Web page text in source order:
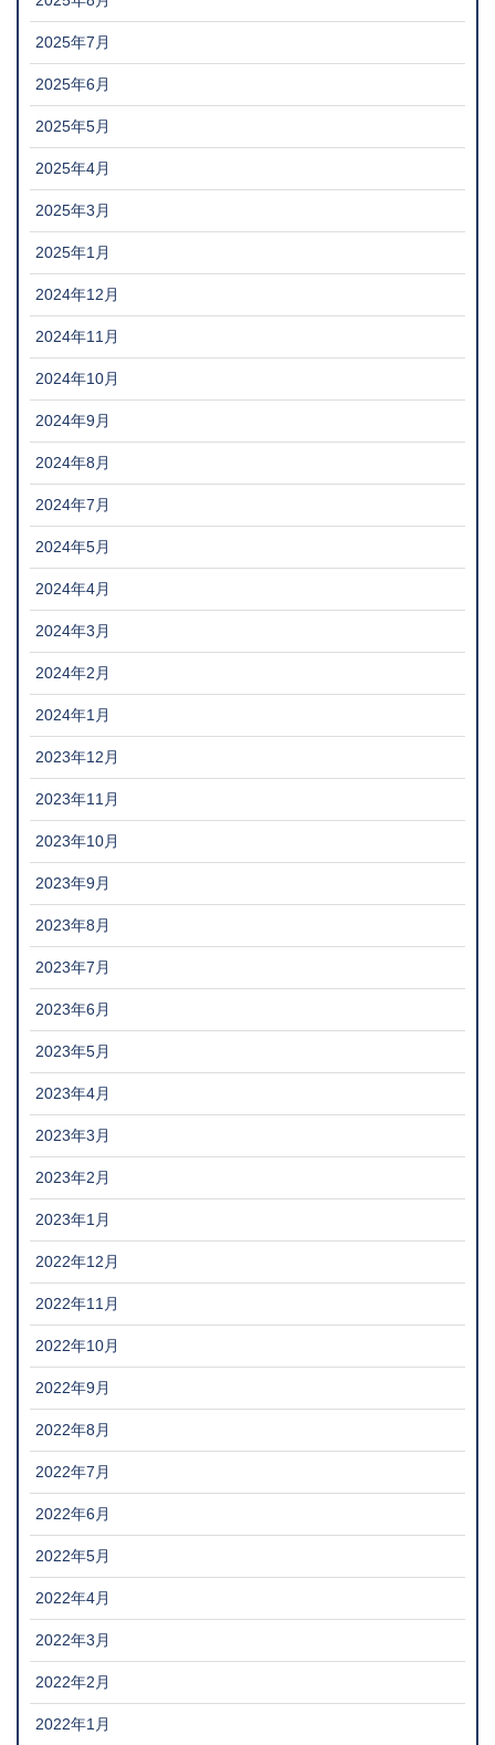
2025年7月
2025年6月
2025年5月
2025年4月
2025年3月
2025年1月
2024年12月
2024年11月
2024年10月
2024年9月
2024年8月
2024年7月
2024年5月
2024年4月
2024年3月
2024年2月
2024年1月
2023年12月
2023年11月
2023年10月
2023年9月
2023年8月
2023年7月
2023年6月
2023年5月
2023年4月
2023年3月
2023年2月
2023年1月
2022年12月
2022年11月
2022年10月
2022年9月
2022年8月
2022年7月
2022年6月
2022年5月
2022年4月
2022年3月
2022年2月
2022年1月